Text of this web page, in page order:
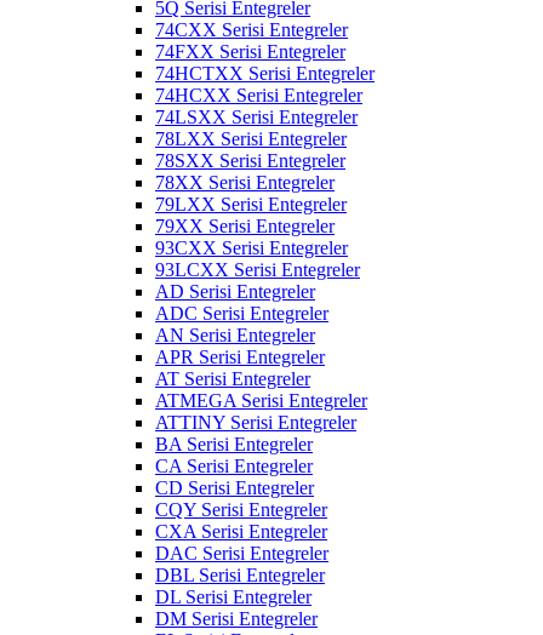
5Q Serisi Entegreler
74CXX Serisi Entegreler
74FXX Serisi Entegreler
74HCTXX Serisi Entegreler
74HCXX Serisi Entegreler
74LSXX Serisi Entegreler
78LXX Serisi Entegreler
78SXX Serisi Entegreler
78XX Serisi Entegreler
79LXX Serisi Entegreler
79XX Serisi Entegreler
93CXX Serisi Entegreler
93LCXX Serisi Entegreler
AD Serisi Entegreler
ADC Serisi Entegreler
AN Serisi Entegreler
APR Serisi Entegreler
AT Serisi Entegreler
ATMEGA Serisi Entegreler
ATTINY Serisi Entegreler
BA Serisi Entegreler
CA Serisi Entegreler
CD Serisi Entegreler
CQY Serisi Entegreler
CXA Serisi Entegreler
DAC Serisi Entegreler
DBL Serisi Entegreler
DL Serisi Entegreler
DM Serisi Entegreler